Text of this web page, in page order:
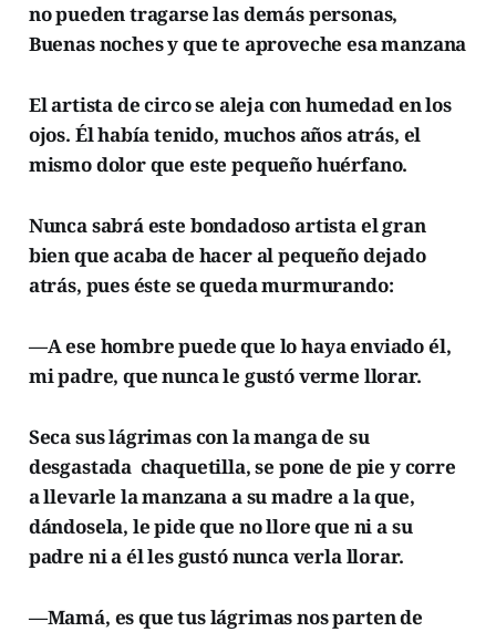
no pueden tragarse las demás personas,
Buenas noches y que te aproveche esa manzana
El artista de circo se aleja con humedad en los
ojos. Él había tenido, muchos años atrás, el
mismo dolor que este pequeño huérfano.
Nunca sabrá este bondadoso artista el gran
bien que acaba de hacer al pequeño dejado
atrás, pues éste se queda murmurando:
—A ese hombre puede que lo haya enviado él,
mi padre, que nunca le gustó verme llorar.
Seca sus lágrimas con la manga de su
desgastada chaquetilla, se pone de pie y corre
a llevarle la manzana a su madre a la que,
dándosela, le pide que no llore que ni a su
padre ni a él les gustó nunca verla llorar.
—Mamá, es que tus lágrimas nos parten de